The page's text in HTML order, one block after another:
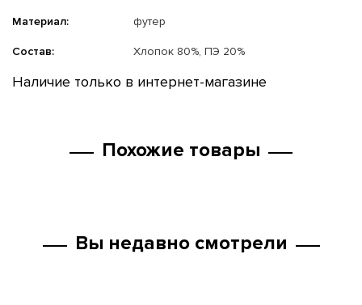
Материал: футер
Состав: Хлопок 80%, ПЭ 20%
Наличие только в интернет-магазине
Похожие товары
Вы недавно смотрели